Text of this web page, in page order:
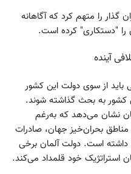
را متهم کرد که آگاهانه
را "دستکاری" کرده است.
آینده
باید از سوی دولت این کشور
کشور به بحث گذاشته شوند.
نشان می‌دهد که به‌رغم
بحران‌خیز جهان، صادرات
داشته است. دولت آلمان برخی
استراتژیک خود قلمداد می‌کند.